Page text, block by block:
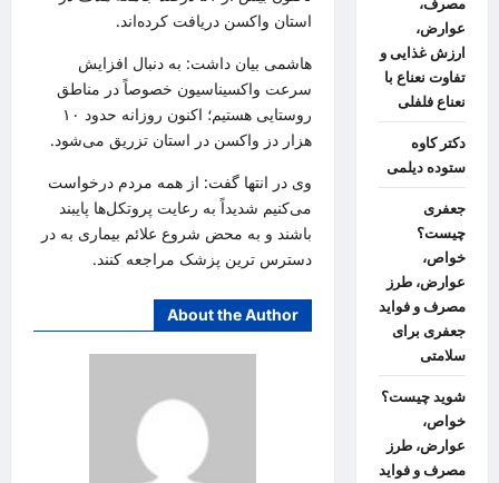
استان واکسن دریافت کرده‌اند.
هاشمی بیان داشت: به دنبال افزایش
سرعت واکسیناسیون خصوصاً در مناطق
روستایی هستیم؛ اکنون روزانه حدود ۱۰
هزار دز واکسن در استان تزریق می‌شود.
وی در انتها گفت: از همه مردم درخواست
می‌کنیم شدیداً به رعایت پروتکل‌ها پایبند
باشند و به محض شروع علائم بیماری به در
دسترسترین پزشک مراجعه کنند.
About the Author
عوارض،
ارزش غذایی و
تفاوت نعناع با
نعناع فلفلی
دکتر کاوه
ستوده دیلمی
جعفری
چیست؟
خواص،
عوارض، طرز
مصرف و فواید
جعفری برای
سلامتی
شوید چیست؟
خواص،
عوارض، طرز
مصرف و فواید